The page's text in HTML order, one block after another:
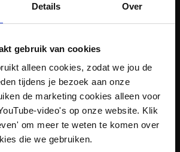
Details Over
gebruik van cookies
alleen cookies, zodat we jou de
tijdens je bezoek aan onze
de marketing cookies alleen voor
video's op onze website. Klik
om meer te weten te komen over
die we gebruiken.
in
–
Q2 2026